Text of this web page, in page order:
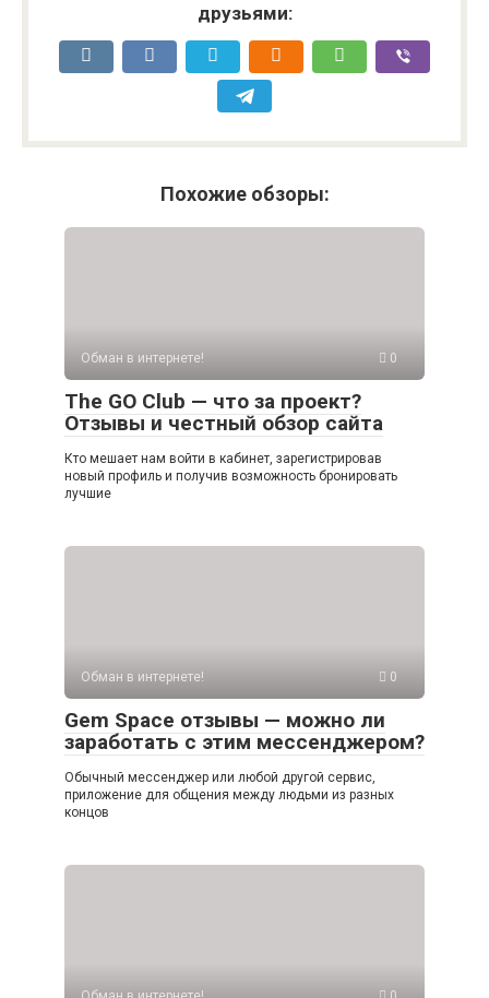
друзьями:
Похожие обзоры:
Обман в интернете! 0
The GO Club — что за проект?
Отзывы и честный обзор сайта
Кто мешает нам войти в кабинет, зарегистрировав
новый профиль и получив возможность бронировать
лучшие
Обман в интернете! 0
Gem Space отзывы — можно ли
заработать с этим мессенджером?
Обычный мессенджер или любой другой сервис,
приложение для общения между людьми из разных
концов